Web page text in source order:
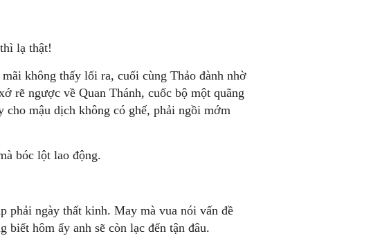
lạ thật!
không thấy lối ra, cuối cùng Thảo đành nhờ
rẽ ngược về Quan Thánh, cuốc bộ một quãng
mậu dịch không có ghế, phải ngồi mớm
bóc lột lao động.
phải ngày thất kinh. May mà vua nói vấn đề
hôm ấy anh sẽ còn lạc đến tận đâu.